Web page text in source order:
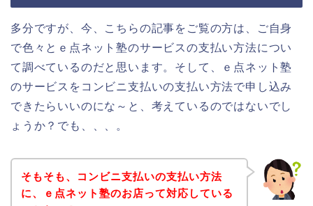
多分ですが、今、こちらの記事をご覧の方は、ご自身
で色々とｅ点ネット塾のサービスの支払い方法につい
て調べているのだと思います。そして、ｅ点ネット塾
のサービスをコンビニ支払いの支払い方法で申し込み
できたらいいのにな～と、考えているのではないでし
ょうか？でも、、、。
そもそも、コンビニ支払いの支払い方法
に、ｅ点ネット塾のお店って対応している